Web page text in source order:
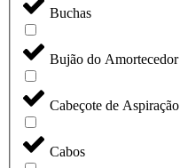
Buchas
Bujão do Amortecedor
Cabeçote de Aspiração
Cabos